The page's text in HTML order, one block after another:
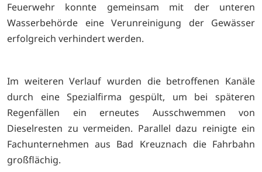
Feuerwehr konnte gemeinsam mit der unteren
Wasserbehörde eine Verunreinigung der Gewässer
erfolgreich verhindert werden.
Im weiteren Verlauf wurden die betroffenen Kanäle
durch eine Spezialfirma gespült, um bei späteren
Regenfällen ein erneutes Ausschwemmen von
Dieselresten zu vermeiden. Parallel dazu reinigte ein
Fachunternehmen aus Bad Kreuznach die Fahrbahn
großflächig.